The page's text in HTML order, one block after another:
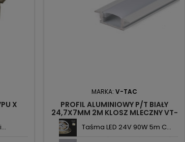
X
MARKA: V-TAC
PROFIL ALUMINIOWY P/T BIAŁY
24,7X7MM 2M KLOSZ MLECZNY VT-
8106-W SKU3368 V-TAC
Taśma LED 24V 90W 5m C...